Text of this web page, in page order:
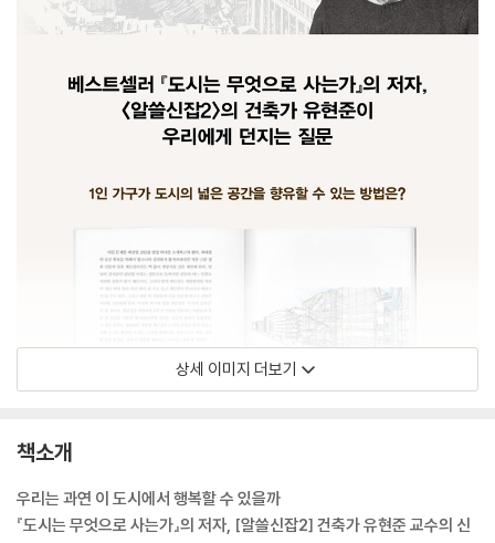
상세 이미지 더보기
책소개
우리는 과연 이 도시에서 행복할 수 있을까
『도시는 무엇으로 사는가』의 저자, [알쓸신잡2] 건축가 유현준 교수의 신